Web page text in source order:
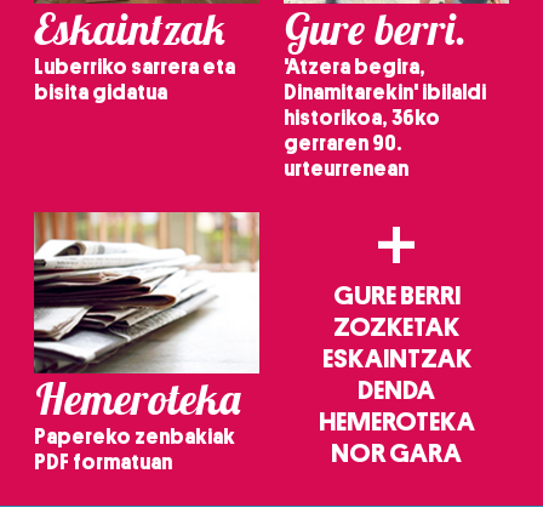
Eskaintzak
Luberriko sarrera eta
bisita gidatua
Gure berri.
'Atzera begira,
Dinamitarekin' ibilaldi
historikoa, 36ko
gerraren 90.
urteurrenean
Hemeroteka
Papereko zenbakiak
PDF formatuan
+
GURE BERRI
ZOZKETAK
ESKAINTZAK
DENDA
HEMEROTEKA
NOR GARA